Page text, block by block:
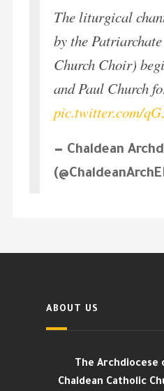
The liturgical
by the
Church Choir)
and Paul Church
pic.twitter.com/
— Chaldean
ABOUT US
The
Chaldean Catholic